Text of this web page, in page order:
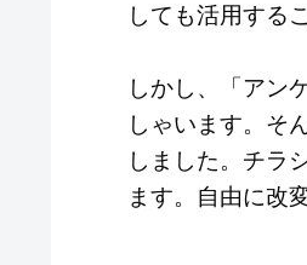
しても活用する
しかし、「アン
しゃいます。そ
しました。チラ
ます。自由に改